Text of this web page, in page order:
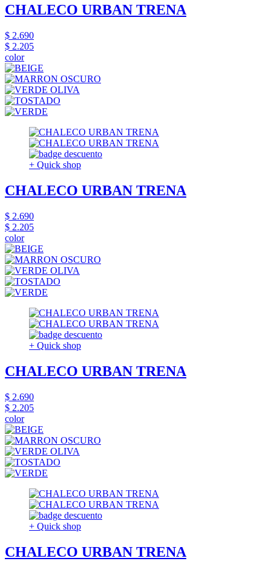
CHALECO URBAN TRENA
$ 2.690
$ 2.205
color
+ Quick shop
CHALECO URBAN TRENA
$ 2.690
$ 2.205
color
+ Quick shop
CHALECO URBAN TRENA
$ 2.690
$ 2.205
color
+ Quick shop
CHALECO URBAN TRENA